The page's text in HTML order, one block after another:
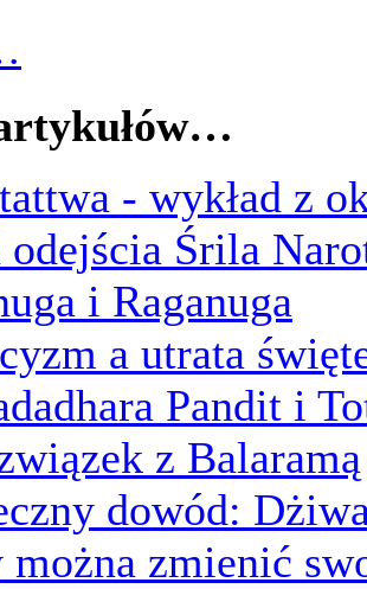
- wykład z
Śrila
i Raganuga
a utrata
Pandit i
z Balaramą
dowód:
zmienić